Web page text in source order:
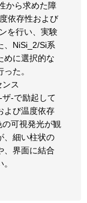
から求めた障
依存性および
を行い、実験
、NiSi_2/Si系
めに選択的な
た。
ス
-で励起して
よび温度依存
可視発光が観
、細い柱状の
、界面に結合